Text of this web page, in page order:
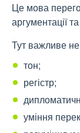
Це мова
аргументації
Тут важливе
тон;
регістр;
уміння